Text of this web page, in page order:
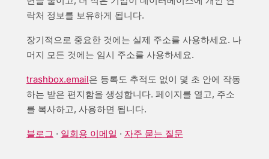
락처 정보를 보유하게 됩니다.
장기적으로 중요한 것에는 실제 주소를 사용하세요. 나
머지 모든 것에는 임시 주소를 사용하세요.
trashbox.email은 등록도 추적도 없이 몇 초 안에 작동
하는 받은 편지함을 생성합니다. 페이지를 열고, 주소
를 복사하고, 사용하면 됩니다.
블로그 · 일회용 이메일 · 자주 묻는 질문